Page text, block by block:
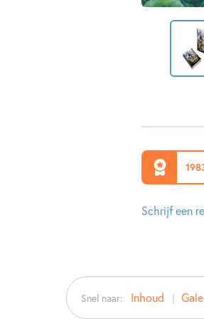
Schrijf een
Snel naar: Inhoud